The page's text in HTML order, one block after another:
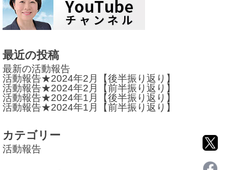
ゲ
シ
ョ
ン
最近の投稿
最新の活動報告
活動報告★2024年2月【後半振り返り】
活動報告★2024年2月【前半振り返り】
活動報告★2024年1月【後半振り返り】
活動報告★2024年1月【前半振り返り】
カテゴリー
活動報告